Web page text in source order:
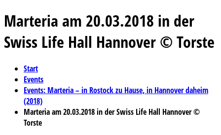
Marteria am 20.03.2018 in der
Swiss Life Hall Hannover © Torste
Start
Events
Events: Marteria – in Rostock zu Hause, in Hannover daheim
(2018)
Marteria am 20.03.2018 in der Swiss Life Hall Hannover ©
Torste